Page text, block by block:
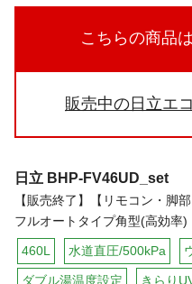
こちらの商品
販売中の日立エ
日立 BHP-FV46UD_set
【販売終了】【リモコン・脚
フルオートタイプ角型(高効率)
460L 水道直圧/500kPa
ダブル湯温度設定 きらり